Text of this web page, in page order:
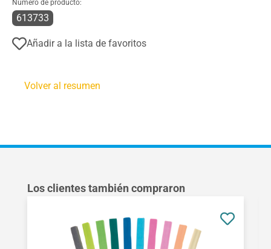
Número de producto:
613733
Añadir a la lista de favoritos
Volver al resumen
Omitir la galería de productos
Los clientes también compraron